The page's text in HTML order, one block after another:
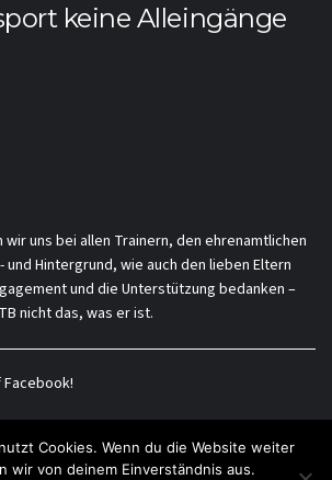
keine Alleingänge
uns bei allen Trainern, den ehrenamtlichen
Hintergrund, wie auch den lieben Eltern
und die Unterstützung bedanken –
nicht das, was er ist.
Cookies. Wenn du die Website weiter
wir von deinem Einverständnis aus.